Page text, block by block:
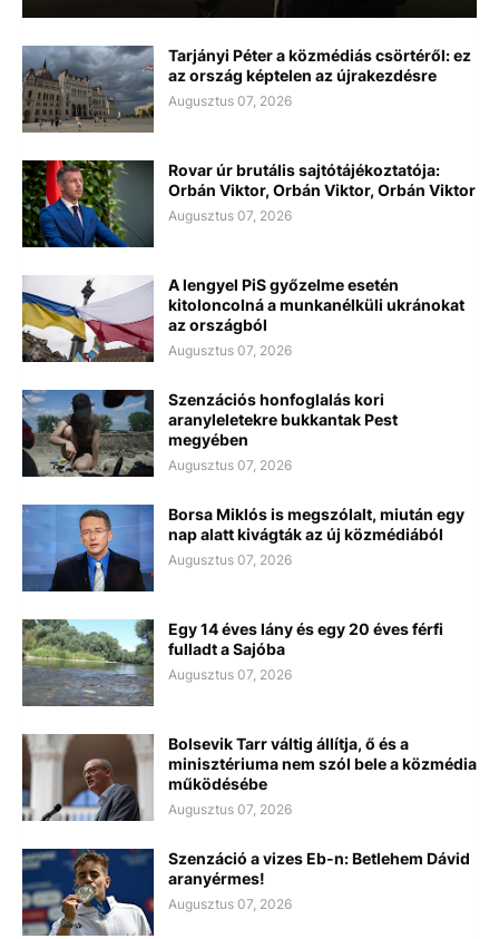
Tarjányi Péter a közmédiás csörtéről: ez
az ország képtelen az újrakezdésre
Augusztus 07, 2026
Rovar úr brutális sajtótájékoztatója:
Orbán Viktor, Orbán Viktor, Orbán Viktor
Augusztus 07, 2026
A lengyel PiS győzelme esetén
kitoloncolná a munkanélküli ukránokat
az országból
Augusztus 07, 2026
Szenzációs honfoglalás kori
aranyleletekre bukkantak Pest
megyében
Augusztus 07, 2026
Borsa Miklós is megszólalt, miután egy
nap alatt kivágták az új közmédiából
Augusztus 07, 2026
Egy 14 éves lány és egy 20 éves férfi
fulladt a Sajóba
Augusztus 07, 2026
Bolsevik Tarr váltig állítja, ő és a
minisztériuma nem szól bele a közmédia
működésébe
Augusztus 07, 2026
Szenzáció a vizes Eb-n: Betlehem Dávid
aranyérmes!
Augusztus 07, 2026